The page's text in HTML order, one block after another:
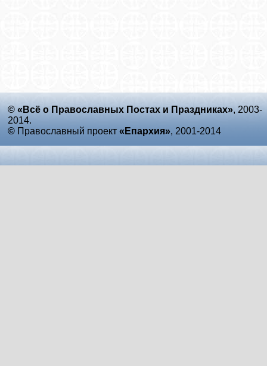
© «Всё о Православных Постах и Праздниках», 2003-
2014.
© Православный проект «Епархия», 2001-2014